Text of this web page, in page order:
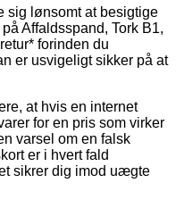
sig lønsomt at besigtige
Affaldsspand, Tork B1,
forinden du
er usvigeligt sikker på at
at hvis en internet
for en pris som virker
varsel om en falsk
er i hvert fald
sikrer dig imod uægte